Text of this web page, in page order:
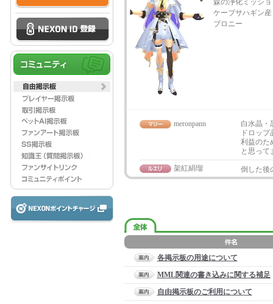
森の浄化ミッシ
ケーブサハギン
ブロニー
meronpann
白水晶・
ドロッ
利益のた
と思っ
架紅絹瑠
倒した後
各掲示板の用途について
MML関連の書き込みに関する補足
自由掲示板のご利用について